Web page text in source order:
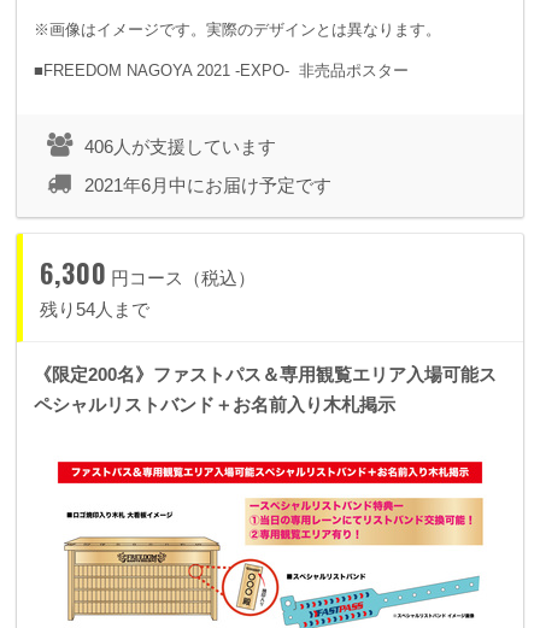
※画像はイメージです。実際のデザインとは異なります。
■FREEDOM NAGOYA 2021 -EXPO- 非売品ポスター
406人が支援しています
2021年6月中にお届け予定です
6,300 円コース（税込）
残り54人まで
《限定200名》ファストパス＆専用観覧エリア入場可能ス
ペシャルリストバンド＋お名前入り木札掲示